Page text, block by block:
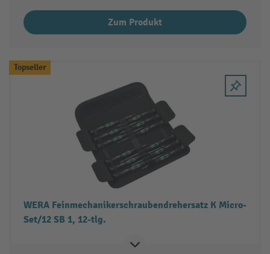
Zum Produkt
Topseller
WERA Feinmechanikerschraubendrehersatz K Micro-
Set/12 SB 1, 12-tlg.